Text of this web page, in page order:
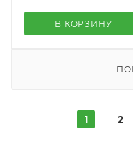
В КОРЗИНУ
1 2